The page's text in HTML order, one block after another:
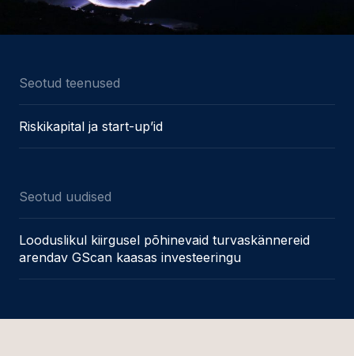
Seotud teenused
Riskikapital ja start-up’id
Seotud uudised
Looduslikul kiirgusel põhinevaid turvaskännereid
arendav GScan kaasas investeeringu